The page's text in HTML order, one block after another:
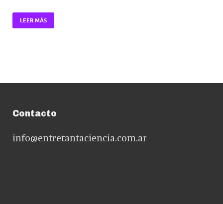
LEER MÁS
Contacto
info@entretantaciencia.com.ar